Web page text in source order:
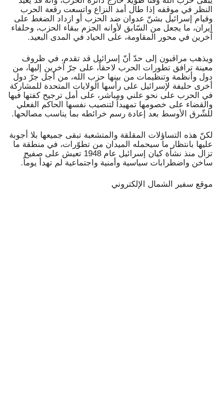
النظر في موقفه إذا طال أمد النزاع واتسعت رقعة الحرب
وقيام إسرائيل بشنّ عدوان ضد الحزب أو ازداد الضغط على
إيران، ما يجعل من السّابق لأوانه الجزم ببقاء الحزب، وحلفاء
آخرين في محور المقاومة، على الحياد في المدى البعيد.
ويذهب مراقبون إلى حدّ أنّ إسرائيل قد تقدم، في ظروف
معينة ترافق تطورات الحرب لاحقاً، على جرّ آخرين إليها، من
دول وأنظمة وتنظيمات من بينها حزب الله، من أجل جرّ دول
أخرى حليفة لإسرائيل على رأسها الولايات المتحدة للمشاركة
في الحرب على نحو علني ومباشر، على أمل ترجيح كفتها فيها
والقضاء على خصومها تمهيداً لتنصيب نفسها الحاكم الفعلي
للشّرق الأوسط بعد إعادة رسم خرائطه بما يناسب مصالحها.
لكنّ هذه التساؤلات المقلقة والمتشعبة تبقى جميعها بلا أجوبة
عليها بانتظار ما سيحمله الميدان من تطوّرات، في منطقة ما
تزال منذ نشأة كيان إسرائيل عام 1948 تعيش على صفيح
ساخن واضطرابات سياسية وأمنية واجتماعية لم تهدأ يوماً.
موقع سفير الشمال الإلكتروني